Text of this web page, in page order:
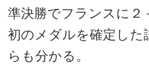
準決勝でフランスに２
初のメダルを確定した
らも分かる。